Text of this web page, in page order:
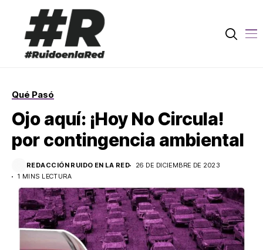
Qué Pasó
Ojo aquí: ¡Hoy No Circula!
por contingencia ambiental
REDACCIÓN RUIDO EN LA RED
26 DE DICIEMBRE DE 2023
1 MINS LECTURA